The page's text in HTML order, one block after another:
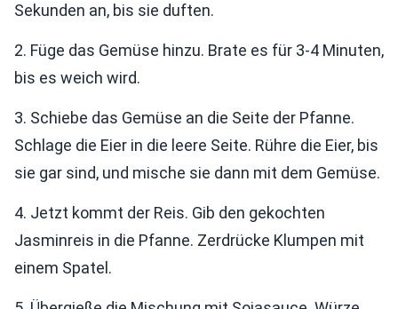
Sekunden an, bis sie duften.
2. Füge das Gemüse hinzu. Brate es für 3-4 Minuten,
bis es weich wird.
3. Schiebe das Gemüse an die Seite der Pfanne.
Schlage die Eier in die leere Seite. Rühre die Eier, bis
sie gar sind, und mische sie dann mit dem Gemüse.
4. Jetzt kommt der Reis. Gib den gekochten
Jasminreis in die Pfanne. Zerdrücke Klumpen mit
einem Spatel.